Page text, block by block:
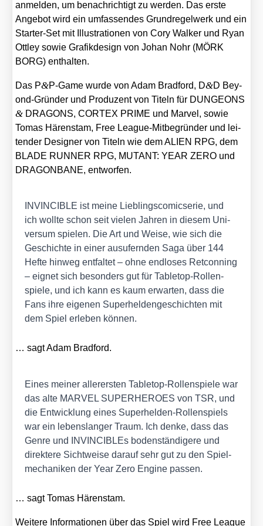
anmel­den, um benach­rich­tigt zu wer­den. Das ers­te
Ange­bot wird ein umfas­sen­des Grund­re­gel­werk und ein
Star­ter-Set mit Illus­tra­tio­nen von Cory Wal­ker und Ryan
Ott­ley sowie Gra­fik­de­sign von Johan Nohr (MÖRK
BORG) ent­hal­ten.
Das P&P‑Game wur­de von Adam Brad­ford, D&D Bey­
ond-Grün­der und Pro­du­zent von Titeln für DUNGEONS
& DRAGONS, CORTEX PRIME und Mar­vel, sowie
Tomas Hären­s­tam, Free League-Mit­be­grün­der und lei­
ten­der Desi­gner von Titeln wie dem ALIEN RPG, dem
BLADE RUNNER RPG, MUTANT: YEAR ZERO und
DRAGONBANE, ent­wor­fen.
INVINCIBLE ist mei­ne Lieb­lings­co­mic­se­rie, und
ich woll­te schon seit vie­len Jah­ren in die­sem Uni­
ver­sum spie­len. Die Art und Wei­se, wie sich die
Geschich­te in einer aus­ufern­den Saga über 144
Hef­te hin­weg ent­fal­tet – ohne end­lo­ses Ret­con­ning
– eig­net sich beson­ders gut für Table­top-Rol­len­
spie­le, und ich kann es kaum erwar­ten, dass die
Fans ihre eige­nen Super­hel­den­ge­schich­ten mit
dem Spiel erle­ben kön­nen.
… sagt Adam Brad­ford.
Eines mei­ner aller­ers­ten Table­top-Rol­len­spie­le war
das alte MARVEL SUPERHEROES von TSR, und
die Ent­wick­lung eines Super­hel­den-Rol­len­spiels
war ein lebens­lan­ger Traum. Ich den­ke, dass das
Gen­re und INVIN­CI­BLEs boden­stän­di­ge­re und
direk­te­re Sicht­wei­se dar­auf sehr gut zu den Spiel­
me­cha­ni­ken der Year Zero Engi­ne pas­sen.
… sagt Tomas Hären­s­tam.
Wei­te­re Infor­ma­tio­nen über das Spiel wird Free League